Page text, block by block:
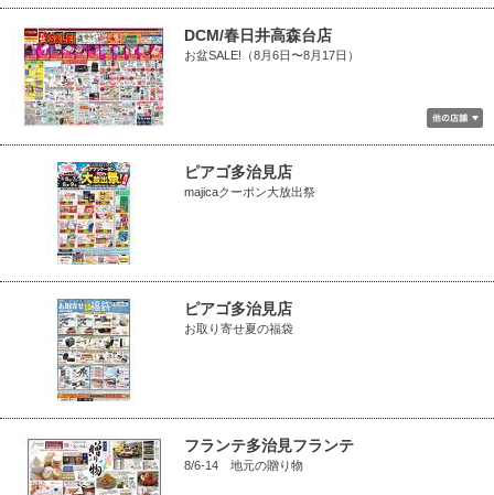
DCM/春日井高森台店
お盆SALE!（8月6日〜8月17日）
ピアゴ多治見店
majicaクーポン大放出祭
ピアゴ多治見店
お取り寄せ夏の福袋
フランテ多治見フランテ
8/6-14 地元の贈り物